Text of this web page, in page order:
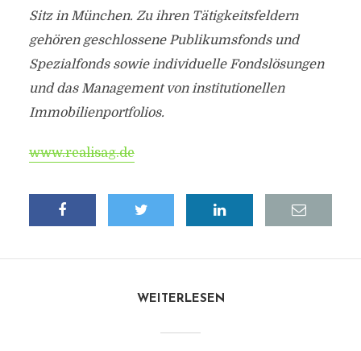
Sitz in München. Zu ihren Tätigkeitsfeldern
gehören geschlossene Publikumsfonds und
Spezialfonds sowie individuelle Fondslösungen
und das Management von institutionellen
Immobilienportfolios.
www.realisag.de
WEITERLESEN